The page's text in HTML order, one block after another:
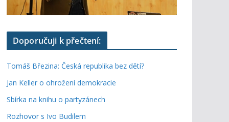
Doporučuji k přečtení:
Tomáš Březina: Česká republika bez dětí?
Jan Keller o ohrožení demokracie
Sbírka na knihu o partyzánech
Rozhovor s Ivo Budilem